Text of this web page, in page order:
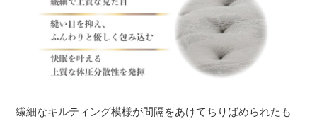
繊細なキルティング模様が間隔をあけてちりばめられたも